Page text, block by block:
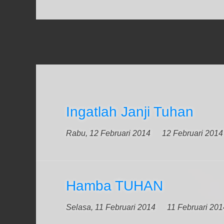
Ingatlah Janji Tuhan
Rabu, 12 Februari 2014 12 Februari 2014
Hamba TUHAN
Selasa, 11 Februari 2014 11 Februari